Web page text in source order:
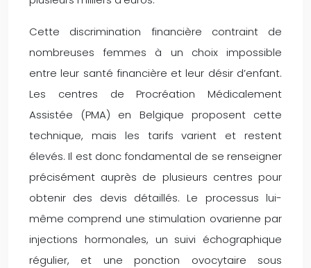
Cette discrimination financière contraint de
nombreuses femmes à un choix impossible
entre leur santé financière et leur désir d’enfant.
Les centres de Procréation Médicalement
Assistée (PMA) en Belgique proposent cette
technique, mais les tarifs varient et restent
élevés. Il est donc fondamental de se renseigner
précisément auprès de plusieurs centres pour
obtenir des devis détaillés. Le processus lui-
même comprend une stimulation ovarienne par
injections hormonales, un suivi échographique
régulier, et une ponction ovocytaire sous